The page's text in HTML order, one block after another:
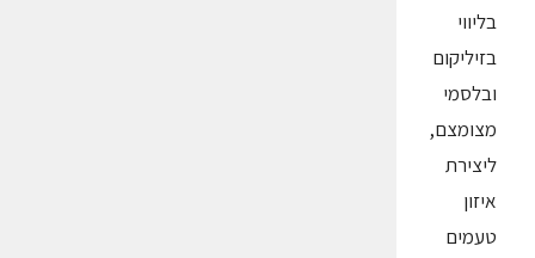
בליווי
בזיליקום
ובלסמי
מצומצם,
ליצירת
איזון
טעמים